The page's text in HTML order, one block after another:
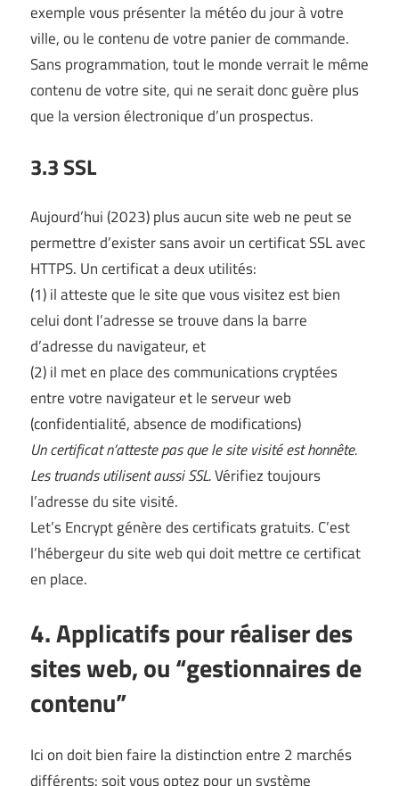
exemple vous présenter la météo du jour à votre
ville, ou le contenu de votre panier de commande.
Sans programmation, tout le monde verrait le même
contenu de votre site, qui ne serait donc guère plus
que la version électronique d’un prospectus.
3.3 SSL
Aujourd’hui (2023) plus aucun site web ne peut se
permettre d’exister sans avoir un certificat SSL avec
HTTPS. Un certificat a deux utilités:
(1) il atteste que le site que vous visitez est bien
celui dont l’adresse se trouve dans la barre
d’adresse du navigateur, et
(2) il met en place des communications cryptées
entre votre navigateur et le serveur web
(confidentialité, absence de modifications)
Un certificat n’atteste pas que le site visité est honnête.
Les truands utilisent aussi SSL.Vérifiez toujours
l’adresse du site visité.
Let’s Encrypt génère des certificats gratuits. C’est
l’hébergeur du site web qui doit mettre ce certificat
en place.
4. Applicatifs pour réaliser des
sites web, ou “gestionnaires de
contenu”
Ici on doit bien faire la distinction entre 2 marchés
différents: soit vous optez pour un système